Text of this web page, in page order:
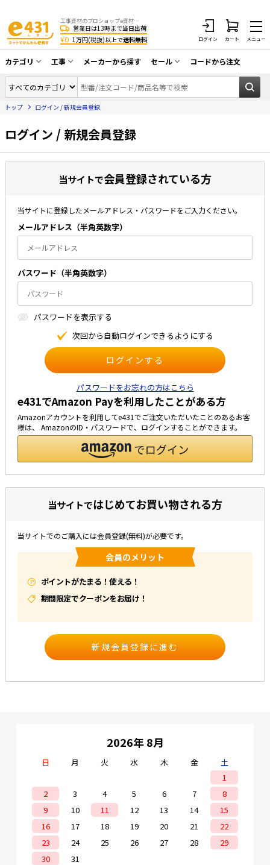
工事資材のプロショップe資材 CATV・アンテナ・防犯・光・LAN・電気・空調工事など
営業日は13時まで当日出荷
¥0 1万円(税抜)以上で送料無料 ログイン カート メニュー
カテゴリ
同軸ケーブル／テレビ用接栓／関連工具
アンテナ・取付金具・ブースター／CATV
配線補助具（モール・結束バンド・テー
プ類 他）
HDMIケーブル・周辺機器／RCAケーブル
光ファイバー・融着接続機関連
LANケーブル・コネクタ・関連資材/機器
ネットワーク機器
エアコン・換気扇・空調資材
太陽光発電ケーブル・コネクタ・関連資
材/機器
電源ケーブル／コネクタ／分電盤／ブレ
照明・照明器具
電源タップ・延長コード
スイッチ・コンセント（配線器具）
PF管/FEP管/CD管/情報線保護管
ボックス・ビニル電線管付属品・引き込
工具関連
その他
e431オリジナル
暑さ対策
販売終了品
工事
CATV・アンテナ工事
光工事・FTTH工事
エアコン・換気扇工事
防犯カメラ工事
LAN配線工事
電気配管工事
メーカーから探す セール
在庫一掃セール
コードから注文
トップ ログイン / 新規会員登録
ログイン / 新規会員登録
当サイトで会員登録されている方
当サイトに登録したメールアドレス・パスワードをご入力ください。
メールアドレス（半⾓英数字）
パスワード（半⾓英数字）
パスワードを表⽰する
次回から⾃動ログインできるようにする
パスワードをお忘れの方はこちら
e431でAmazon Payを利用したことがある方
Amazonアカウントを利用してe431でご注文いただいたことのあるお客
様は、 AmazonのID・パスワードで、ログインすることができます。
当サイトではじめてお買い物される方
当サイトでのご購入には会員登録(無料)が必要です。
会員のメリット
ポイントがたまる！使える！
期間限定でクーポンをお届け！
2026年 8月
日 月 火 水 木 金
土
1
2
3 4 5 6 7
8
9
10 11 12 13 14
15
16
17 18 19 20 21
22
23
24 25 26 27 28
29
30
31